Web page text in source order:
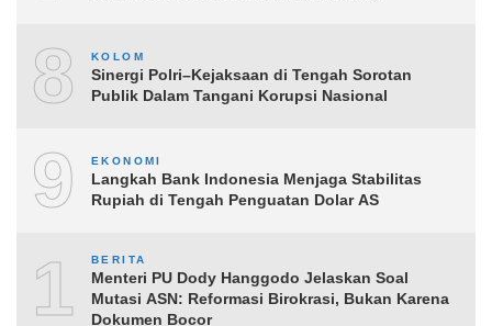
8 KOLOM
Sinergi Polri–Kejaksaan di Tengah Sorotan
Publik Dalam Tangani Korupsi Nasional
9 EKONOMI
Langkah Bank Indonesia Menjaga Stabilitas
Rupiah di Tengah Penguatan Dolar AS
10BERITA
Menteri PU Dody Hanggodo Jelaskan Soal
Mutasi ASN: Reformasi Birokrasi, Bukan Karena
Dokumen Bocor